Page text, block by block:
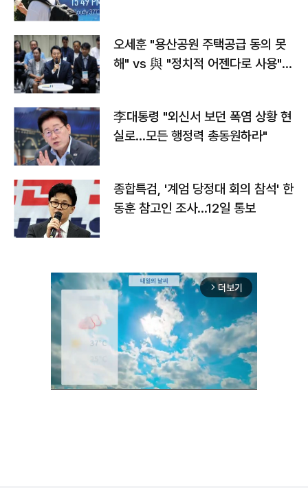
오세훈 "용산공원 주택공급 동의 못
해" vs 與 "정치적 어젠다로 사용"
李대통령 "외신서 보던 폭염 상황 현
실로…모든 행정력 총동원하라"
종합특검, '계엄 당정대 회의 참석' 한
동훈 참고인 조사...12일 통보
arrow_forward_ios 더보기